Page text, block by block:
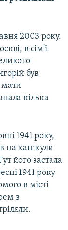
2003 року.
в сім'ї
був
мати
кілька
1941 року,
на канікули
його застала
1941 року
в місті
в